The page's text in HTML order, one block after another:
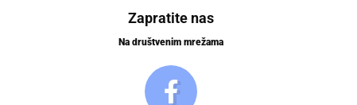
Zapratite nas
Na društvenim mrežama